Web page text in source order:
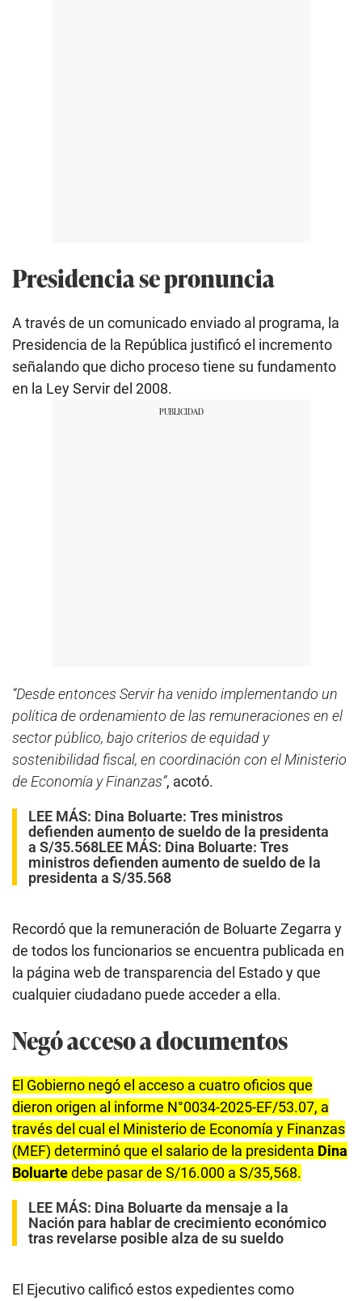
Presidencia se pronuncia
A través de un comunicado enviado al programa, la
Presidencia de la República justificó el incremento
señalando que dicho proceso tiene su fundamento
en la Ley Servir del 2008.
“Desde entonces Servir ha venido implementando un
política de ordenamiento de las remuneraciones en el
sector público, bajo criterios de equidad y
sostenibilidad fiscal, en coordinación con el Ministerio
de Economía y Finanzas”, acotó.
LEE MÁS: Dina Boluarte: Tres ministros
defienden aumento de sueldo de la presidenta
a S/35.568LEE MÁS: Dina Boluarte: Tres
ministros defienden aumento de sueldo de la
presidenta a S/35.568
Recordó que la remuneración de Boluarte Zegarra y
de todos los funcionarios se encuentra publicada en
la página web de transparencia del Estado y que
cualquier ciudadano puede acceder a ella.
Negó acceso a documentos
El Gobierno negó el acceso a cuatro oficios que
dieron origen al informe N°0034-2025-EF/53.07, a
través del cual el Ministerio de Economía y Finanzas
(MEF) determinó que el salario de la presidenta Dina
Boluartedebe pasar de S/16.000 a S/35,568.
LEE MÁS: Dina Boluarte da mensaje a la
Nación para hablar de crecimiento económico
tras revelarse posible alza de su sueldo
El Ejecutivo calificó estos expedientes como